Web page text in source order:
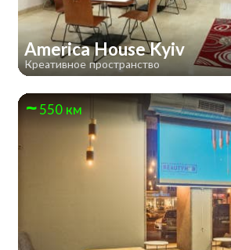
America House Kyiv
Креативное пространство
550 км